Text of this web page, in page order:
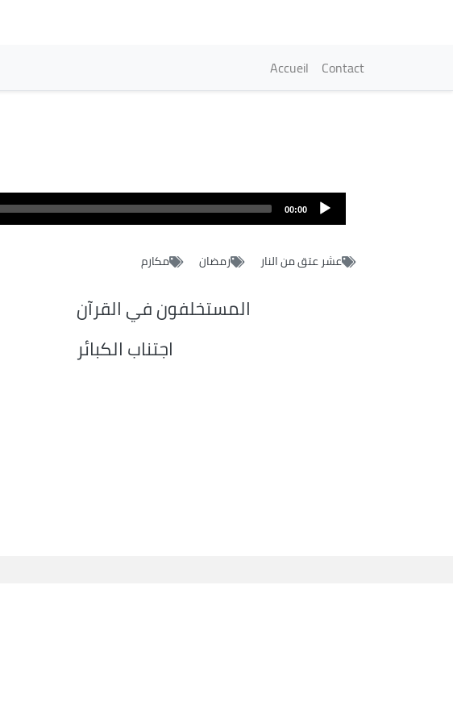
Navigation
Accueil Contact
Fichier
audio
00:00
عشر عتق من النار رمضان مكارم
المستخلفون في القرآن
اجتناب الكبائر